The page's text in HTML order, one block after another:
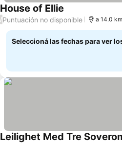
House of Ellie
/Puntuación no disponible a 14.0
Seleccioná las fechas para ver
Leilighet Med Tre